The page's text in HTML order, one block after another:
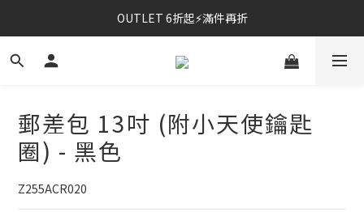
⚡春夏新品｜二件85折
OUTLET 6折起⚡滿件再折
⚡春夏新品｜二件85折
郵差包 13吋 (附小天使鑰匙
圈) - 黑色
Z255ACR020